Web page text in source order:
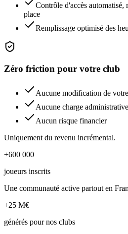
Contrôle d'accès automatisé,
place
Remplissage optimisé des
Zéro friction pour votre club
Aucune modification de
Aucune charge
Aucun risque financier
Uniquement du revenu incrémental.
+600 000
joueurs inscrits
Une communauté active partout en
+25 M€
générés pour nos clubs